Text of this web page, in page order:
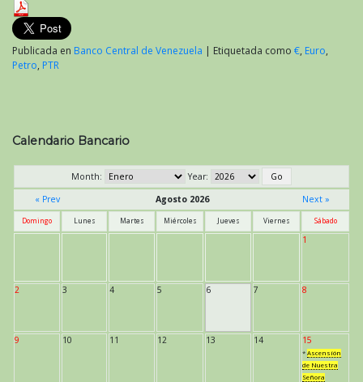
Publicada en Banco Central de Venezuela | Etiquetada como €, Euro,
Petro, PTR
Calendario Bancario
Month:
Year:
« Prev
Agosto 2026 Next »
Domingo Lunes Martes Miércoles Jueves Viernes Sábado
1
2 3 4 5 6 7 8
9 10 11 12 13 14 15
* Ascensión
de Nuestra
Señora